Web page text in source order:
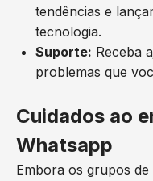
tendências e
tecnologia.
Suporte: Receba
problemas que
Cuidados ao
Whatsapp
Embora os grupos